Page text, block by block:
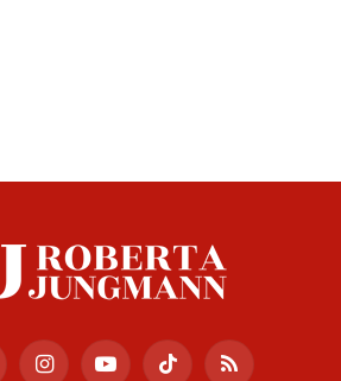
InstagramYouTubeTikTok RSS